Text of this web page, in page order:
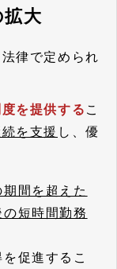
大
律で定められ
を提供する こ
を支援 し、優
期間を超えた
の短時間勤務
促進するこ